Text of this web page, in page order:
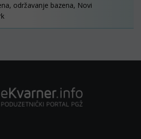
održavanje bazena, Novi